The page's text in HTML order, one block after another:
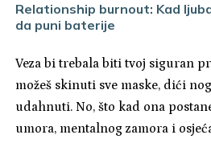
Relationship burnout: Kad
da puni baterije
Veza bi trebala biti tvoj siguran
možeš skinuti sve maske, dići
udahnuti. No, što kad ona
umora, mentalnog zamora i